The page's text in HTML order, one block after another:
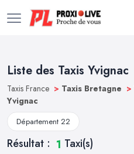
Liste des Taxis Yvignac
Taxis France > Taxis Bretagne >
Yvignac
Département 22
Résultat : 1 Taxi(s)